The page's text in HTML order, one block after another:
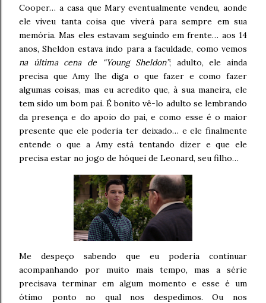
Cooper… a casa que Mary eventualmente vendeu, aonde
ele viveu tanta coisa que viverá para sempre em sua
memória. Mas eles estavam seguindo em frente… aos 14
anos, Sheldon estava indo para a faculdade, como vemos
na última cena de “Young Sheldon”; adulto, ele ainda
precisa que Amy lhe diga o que fazer e como fazer
algumas coisas, mas eu acredito que, à sua maneira, ele
tem sido um bom pai. É bonito vê-lo adulto se lembrando
da presença e do apoio do pai, e como esse é o maior
presente que ele poderia ter deixado… e ele finalmente
entende o que a Amy está tentando dizer e que ele
precisa estar no jogo de hóquei de Leonard, seu filho…
Me despeço sabendo que eu poderia continuar
acompanhando por muito mais tempo, mas a série
precisava terminar em algum momento e esse é um
ótimo ponto no qual nos despedimos. Ou nos